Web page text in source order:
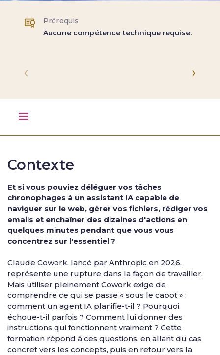
Prérequis
Aucune compétence technique requise.
‹ ›
Contexte
Et si vous pouviez déléguer vos tâches
chronophages à un assistant IA capable de
naviguer sur le web, gérer vos fichiers, rédiger vos
emails et enchaîner des dizaines d'actions en
quelques minutes pendant que vous vous
concentrez sur l'essentiel ?
Claude Cowork, lancé par Anthropic en 2026,
représente une rupture dans la façon de travailler.
Mais utiliser pleinement Cowork exige de
comprendre ce qui se passe « sous le capot » :
comment un agent IA planifie-t-il ? Pourquoi
échoue-t-il parfois ? Comment lui donner des
instructions qui fonctionnent vraiment ? Cette
formation répond à ces questions, en allant du cas
concret vers les concepts, puis en retour vers la